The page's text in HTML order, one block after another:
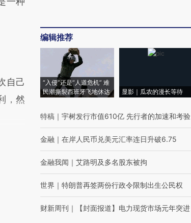
自己
，然
编辑推荐
“入侵”还是“人道危机” 难
民潮撕裂西班牙飞地休达
显影｜瓜农的漫长等待
特稿 ｜ 宇树发行市值610亿 先行者的加速和考验
金融 ｜ 在岸人民币兑美元汇率连日升破6.75
金融我闻 ｜ 艾路明及多名股东被拘
世界 ｜ 特朗普再签两份行政令限制出生公民权
财新周刊 ｜ 【封面报道】电力现货市场元年突进